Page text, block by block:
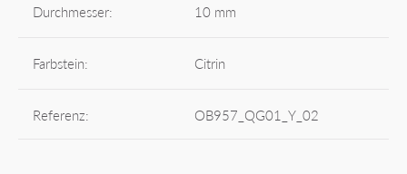
Durchmesser: 10 mm
Farbstein: Citrin
Referenz: OB957_QG01_Y_02